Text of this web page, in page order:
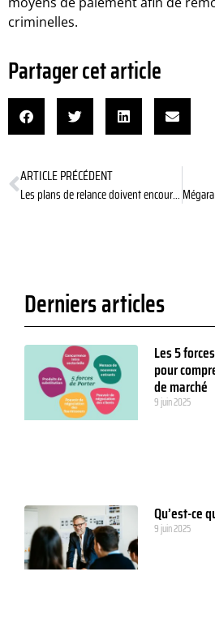
criminelles.
Partager cet article
ARTICLE PRÉCÉDENT
Les plans de relance doivent encourager la recherche et les investissements à risque
Derniers articles
Les 5
pour
de marché
9 juin 2025
Qu’est-ce
9 juin 2025